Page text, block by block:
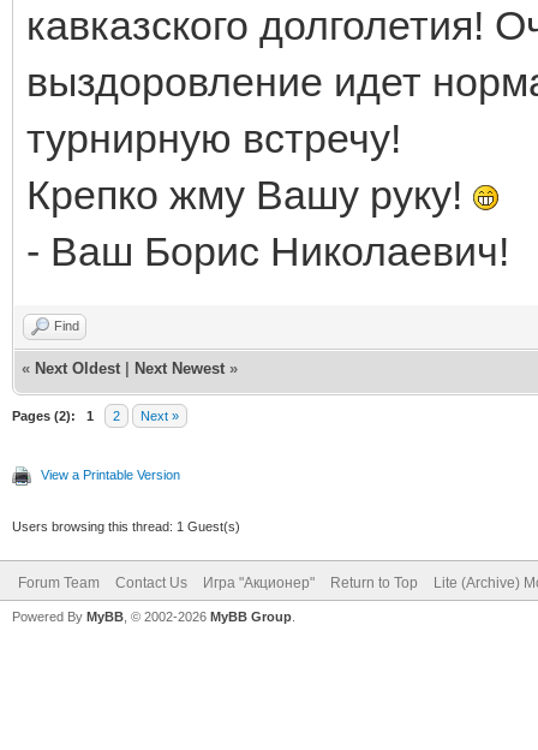
кавказского долголетия!
выздоровление идет
турнирную встречу!
Крепко жму Вашу руку!
- Ваш Борис Николаевич!
Find
« Next Oldest Next Newest »
Pages (2): 1 2 Next »
View a Printable Version
Users browsing this thread: 1 Guest(s)
Forum Team Contact Us Игра "Акционер" Return to Top Lite (Archive)
Powered By MyBB , © 2002-2026 MyBB Group